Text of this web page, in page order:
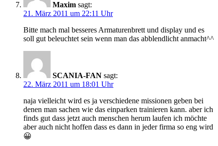
Maxim sagt:
21. März 2011 um 22:11 Uhr
Bitte mach mal besseres Armaturenbrett und display und es
soll gut beleuchtet sein wenn man das abblendlicht anmacht^^
SCANIA-FAN sagt:
22. März 2011 um 18:01 Uhr
naja vielleicht wird es ja verschiedene missionen geben bei
denen man sachen wie das einparken trainieren kann. aber ich
finds gut dass jetzt auch menschen herum laufen ich möchte
aber auch nicht hoffen dass es dann in jeder firma so eng wird
😀